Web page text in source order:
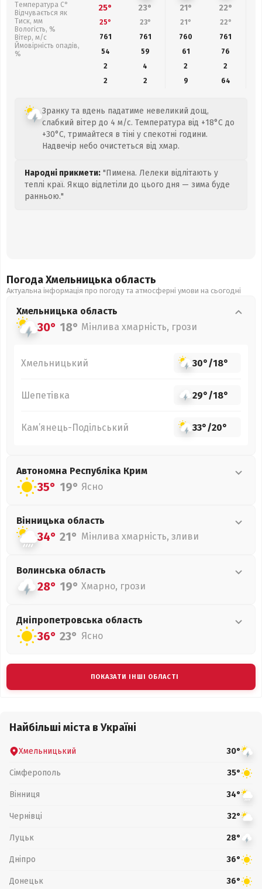
Температура С°
Відчувається як
Тиск, мм
Вологість, %
Вітер, м/с
Ймовірність опадів,
%
25° 23° 21° 22°
25° 23° 21° 22°
761
761 760 761
54
59 61 76
2
4 2
2
2
2 9 64
Зранку та вдень падатиме невеликий дощ,
слабкий вітер до 4 м/с. Температура від +18°C до
+30°C, тримайтеся в тіні у спекотні години.
Надвечір небо очистеться від хмар.
Народні прикмети: "Пимена. Лелеки відлітають у
теплі краї. Якщо відлетіли до цього дня — зима буде
ранньою."
Погода Хмельницька область
Актуальна інформація про погоду та атмосферні умови на сьогодні
Хмельницька область
30° 18° Мінлива хмарність, грози
Хмельницький 30°/18°
Шепетівка 29°/18°
Кам’янець-Подільський 33°/20°
Автономна Республіка Крим
35° 19° Ясно
Вінницька область
34° 21° Мінлива хмарність, зливи
Волинська область
28° 19° Хмарно, грози
Дніпропетровська область
36° 23° Ясно
ПОКАЗАТИ ІНШІ ОБЛАСТІ
Найбільші міста в Україні
Хмельницький 30°
Сімферополь 35°
Вінниця 34°
Чернівці 32°
Луцьк 28°
Дніпро 36°
Донецьк 36°